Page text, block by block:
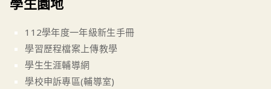
112學年度一年級新生手冊
學習歷程檔案上傳教學
學生生涯輔導網
學校申訴專區(輔導室)